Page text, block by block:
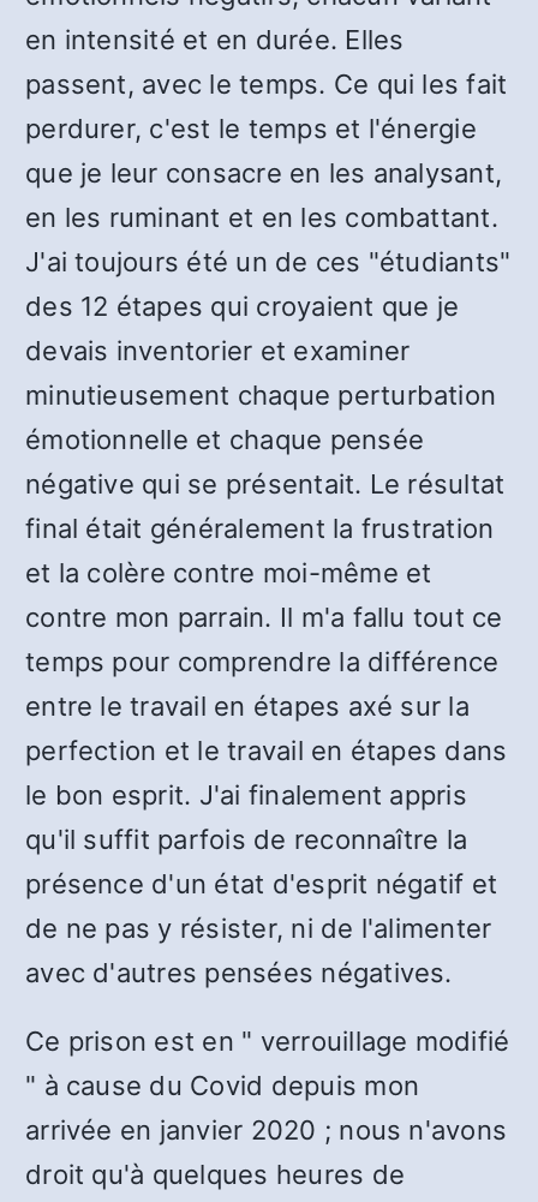
en intensité et en durée. Elles
passent, avec le temps. Ce qui les fait
perdurer, c'est le temps et l'énergie
que je leur consacre en les analysant,
en les ruminant et en les combattant.
J'ai toujours été un de ces "étudiants"
des 12 étapes qui croyaient que je
devais inventorier et examiner
minutieusement chaque perturbation
émotionnelle et chaque pensée
négative qui se présentait. Le résultat
final était généralement la frustration
et la colère contre moi-même et
contre mon parrain. Il m'a fallu tout ce
temps pour comprendre la différence
entre le travail en étapes axé sur la
perfection et le travail en étapes dans
le bon esprit. J'ai finalement appris
qu'il suffit parfois de reconnaître la
présence d'un état d'esprit négatif et
de ne pas y résister, ni de l'alimenter
avec d'autres pensées négatives.
Ce prison est en " verrouillage modifié
" à cause du Covid depuis mon
arrivée en janvier 2020 ; nous n'avons
droit qu'à quelques heures de